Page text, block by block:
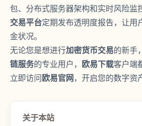
包、分布式服务器架构和实时风险监
交易平台定期发布透明度报告，让用
金状况。
无论您是想进行加密货币交易的新手
链服务的专业用户， 欧易下载客户端
立即访问欧易官网，开启您的数字资
关于本站